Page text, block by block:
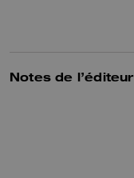
Notes de l’éditeur